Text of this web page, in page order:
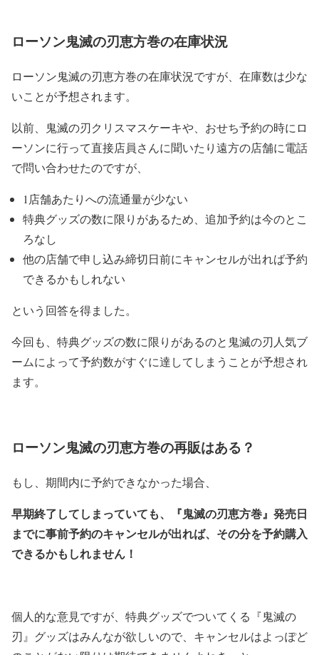
ローソン鬼滅の刃恵方巻の在庫状況
ローソン鬼滅の刃恵方巻の在庫状況ですが、在庫数は少な
いことが予想されます。
以前、鬼滅の刃クリスマスケーキや、おせち予約の時にロ
ーソンに行って直接店員さんに聞いたり遠方の店舗に電話
で問い合わせたのですが、
1店舗あたりへの流通量が少ない
特典グッズの数に限りがあるため、追加予約は今のとこ
ろなし
他の店舗で申し込み締切日前にキャンセルが出れば予約
できるかもしれない
という回答を得ました。
今回も、特典グッズの数に限りがあるのと鬼滅の刃人気ブ
ームによって予約数がすぐに達してしまうことが予想され
ます。
ローソン鬼滅の刃恵方巻の再販はある？
もし、期間内に予約できなかった場合、
早期終了してしまっていても、『鬼滅の刃恵方巻』発売日
までに事前予約のキャンセルが出れば、その分を予約購入
できるかもしれません！
個人的な意見ですが、特典グッズでついてくる『鬼滅の
刃』グッズはみんなが欲しいので、キャンセルはよっぽど